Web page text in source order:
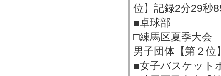
位】記録2分29秒
■卓球部
□練馬区夏季大会
男子団体【第２位
■女子バスケット